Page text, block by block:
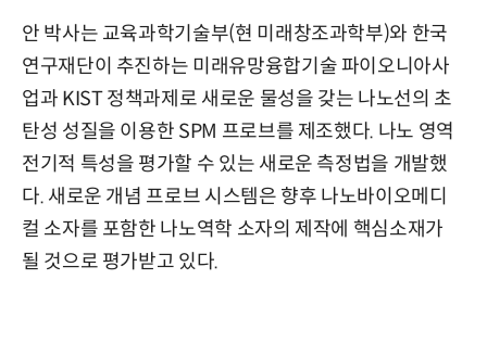
안 박사는 교육과학기술부(현 미래창조과학부)와 한국
연구재단이 추진하는 미래유망융합기술 파이오니아사
업과 KIST 정책과제로 새로운 물성을 갖는 나노선의 초
탄성 성질을 이용한 SPM 프로브를 제조했다. 나노 영역
전기적 특성을 평가할 수 있는 새로운 측정법을 개발했
다. 새로운 개념 프로브 시스템은 향후 나노바이오메디
컬 소자를 포함한 나노역학 소자의 제작에 핵심소재가
될 것으로 평가받고 있다.